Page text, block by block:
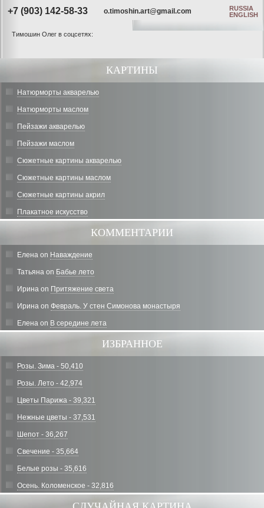
+7 (903) 142-58-33
RUSSIA
ENGLISH
o.timoshin.art@gmail.com
Тимошин Олег в соцсетях:
КАРТИНЫ
Натюрморты акварелью
Натюрморты маслом
Пейзажи акварелью
Пейзажи маслом
Сюжетные картины акварелью
Сюжетные картины маслом
Сюжетные картины акрил
Плакатное искусство
КОММЕНТАРИИ
Елена on Наваждение
Татьяна on Бабье лето
Ирина on Притяжение света
Ирина on Февраль. У стен Симонова монастыря
Елена on В середине лета
ИЗБРАННОЕ
Розы. Зима - 50,410
Розы. Лето - 42,974
Цветы Парижа - 39,321
Нежные цветы - 37,531
Шепот - 36,267
Свечение - 35,664
Белые розы - 35,616
Осень. Коломенское - 32,816